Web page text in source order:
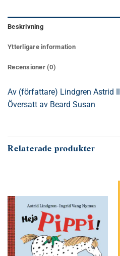
Beskrivning
Ytterligare information
Recensioner (0)
Av (författare) Lindgren Astrid
Översatt av Beard Susan
Relaterade produkter